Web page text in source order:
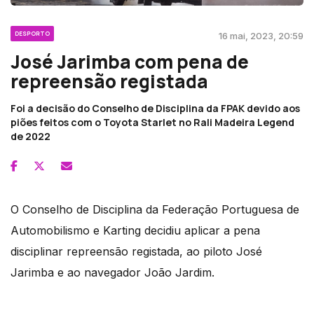
DESPORTO 16 mai, 2023, 20:59
José Jarimba com pena de
repreensão registada
Foi a decisão do Conselho de Disciplina da FPAK devido aos
piões feitos com o Toyota Starlet no Rali Madeira Legend
de 2022
O Conselho de Disciplina da Federação Portuguesa de
Automobilismo e Karting decidiu aplicar a pena
disciplinar repreensão registada, ao piloto José
Jarimba e ao navegador João Jardim.